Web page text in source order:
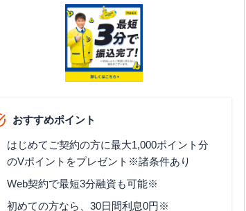
おすすめポイント
はじめてご契約の方に最大1,000ポイント分
のVポイントをプレゼント※諸条件あり
Web契約で最短3分融資も可能※
初めての方なら、30日間利息0円※